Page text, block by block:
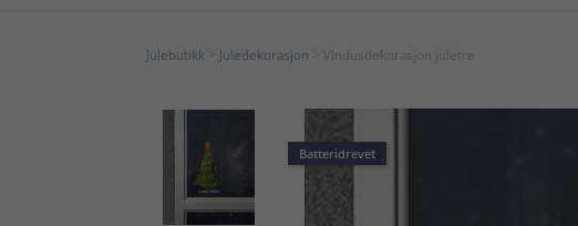
Julebutikk Juledekorasjon > Vindusdekorasjon juletre
Batteridrevet